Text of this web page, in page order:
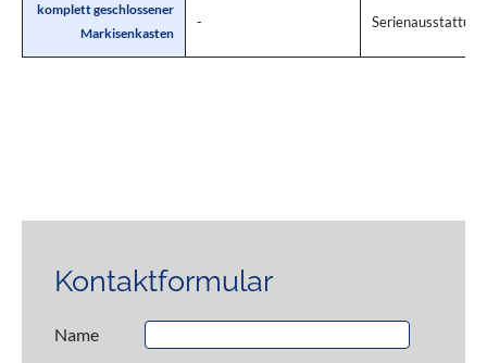
komplett geschlossener
Markisenkasten
- Serienausstattung
Kontaktformular
Name